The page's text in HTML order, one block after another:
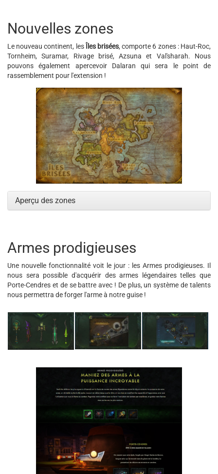
Nouvelles zones
Le nouveau continent, les Îles brisées, comporte 6 zones : Haut-Roc,
Tornheim, Suramar, Rivage brisé, Azsuna et Val'sharah. Nous
pouvons également apercevoir Dalaran qui sera le point de
rassemblement pour l'extension !
Aperçu des zones
Armes prodigieuses
Une nouvelle fonctionnalité voit le jour : les Armes prodigieuses. Il
nous sera possible d'acquérir des armes légendaires telles que
Porte-Cendres et de se battre avec ! De plus, un système de talents
nous permettra de forger l'arme à notre guise !